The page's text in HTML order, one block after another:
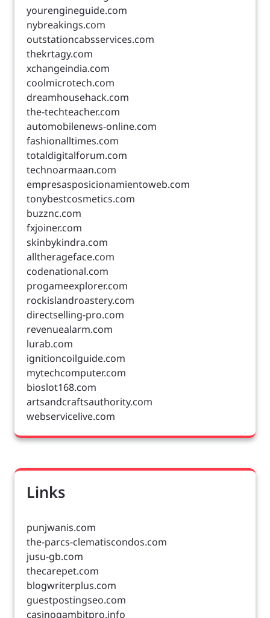
yourengineguide.com
nybreakings.com
outstationcabsservices.com
thekrtagy.com
xchangeindia.com
coolmicrotech.com
dreamhousehack.com
the-techteacher.com
automobilenews-online.com
fashionalltimes.com
totaldigitalforum.com
technoarmaan.com
empresasposicionamientoweb.com
tonybestcosmetics.com
buzznc.com
fxjoiner.com
skinbykindra.com
alltherageface.com
codenational.com
progameexplorer.com
rockislandroastery.com
directselling-pro.com
revenuealarm.com
lurab.com
ignitioncoilguide.com
mytechcomputer.com
bioslot168.com
artsandcraftsauthority.com
webservicelive.com
Links
punjwanis.com
the-parcs-clematiscondos.com
jusu-gb.com
thecarepet.com
blogwriterplus.com
guestpostingseo.com
casinogambitpro.info